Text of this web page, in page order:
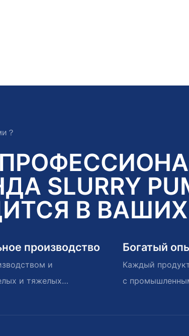
？
SLURRY
В ВАШИХ
производство
и
и тяжелых
Богатый
Каждый
с